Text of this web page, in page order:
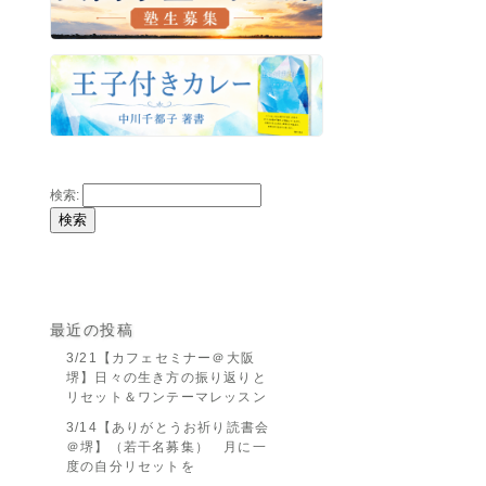
検索:
最近の投稿
3/21【カフェセミナー＠大阪
堺】日々の生き方の振り返りと
リセット＆ワンテーマレッスン
3/14【ありがとうお祈り読書会
＠堺】（若干名募集） 月に一
度の自分リセットを